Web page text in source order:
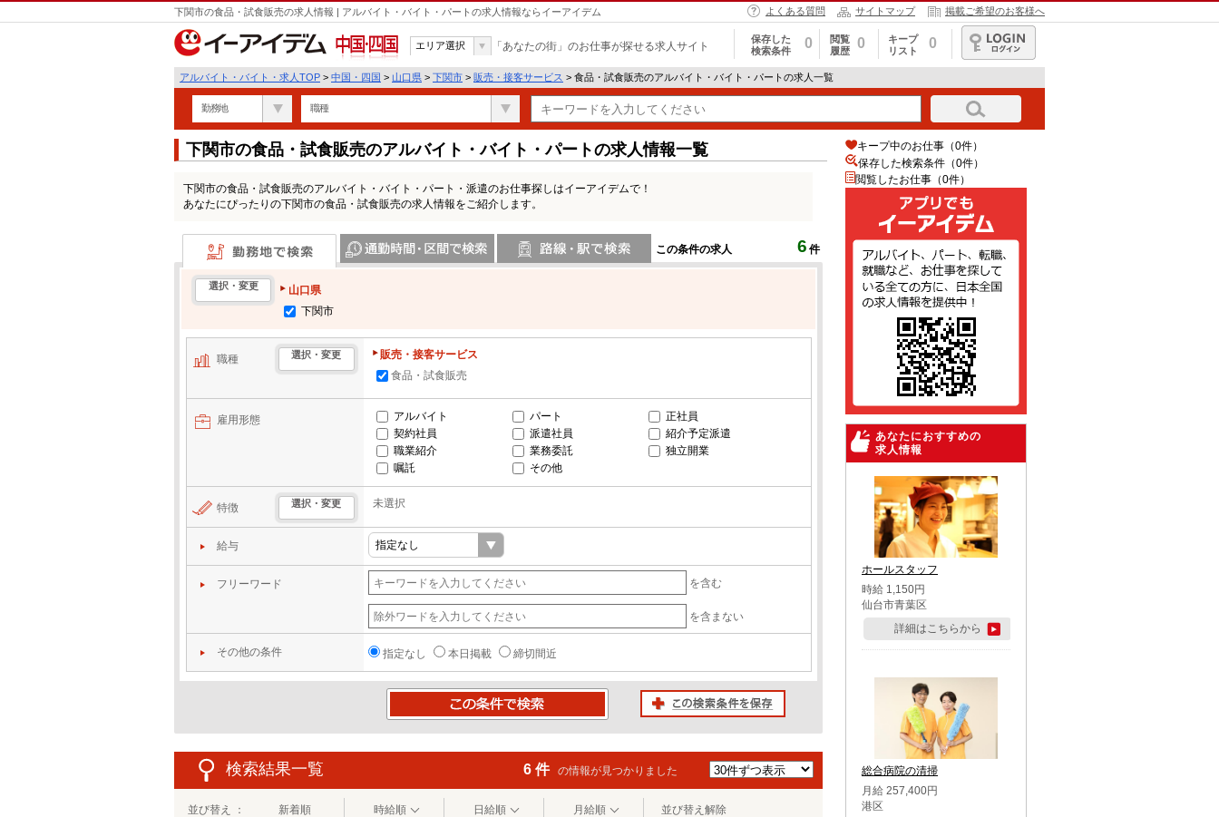
下関市の食品・試食販売の求人情報 | アルバイト・バイト・パートの求人情報ならイーアイデム よくある質問 サイトマップ 掲載ご希望のお客様へ
中国・四国
エリア選択 「あなたの街」のお仕事が探せる求人サイト
保存した
検索条件
0
閲覧
履歴
0
キープ
リスト
0
ログイン
アルバイト・バイト・求人TOP > 中国・四国 > 山口県 > 下関市 > 販売・接客サービス > 食品・試食販売のアルバイト・バイト・パートの求人一覧
勤務地 職種
下関市の食品・試食販売のアルバイト・バイト・パートの求人情報一覧
下関市の食品・試食販売のアルバイト・バイト・パート・派遣のお仕事探しはイーアイデムで！
あなたにぴったりの下関市の食品・試食販売の求人情報をご紹介します。
この条件の求人 6 件
勤務地で検索
選択・変更
山口県
下関市
職種 選択・変更
販売・接客サービス
食品・試食販売
雇用形態 アルバイト パート
正社員
契約社員
派遣社員
紹介予定派遣
職業紹介
業務委託
独立開業
嘱託
その他
特徴 選択・変更 未選択
給与
フリーワード を含む
を含まない
その他の条件 指定なし 本日掲載 締切間近
検索結果一覧 6 件 の情報が見つかりました
並び替え ： 新着順 時給順 日給順 月給順 並び替え解除
キープ中のお仕事（0件）
保存した検索条件（0件）
閲覧したお仕事（0件）
あなたにおすすめの
求人情報
ホールスタッフ
時給 1,150円
仙台市青葉区
詳細はこちらから
総合病院の清掃
月給 257,400円
港区